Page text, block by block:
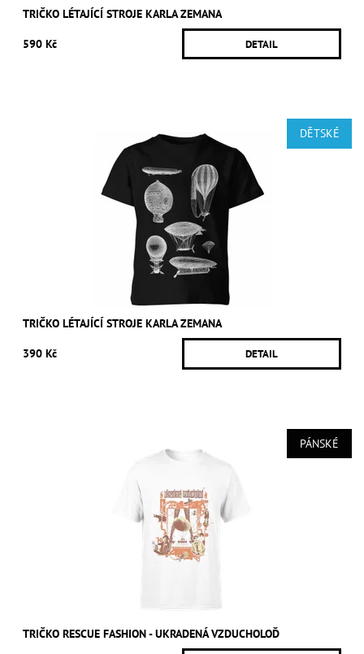
TRIČKO LÉTAJÍCÍ STROJE KARLA ZEMANA
590 Kč DETAIL
DĚTSKÉ
TRIČKO LÉTAJÍCÍ STROJE KARLA ZEMANA
390 Kč DETAIL
PÁNSKÉ
TRIČKO RESCUE FASHION - UKRADENÁ VZDUCHOLOĎ